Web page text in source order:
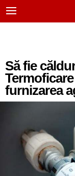
Să fie
furnizarea